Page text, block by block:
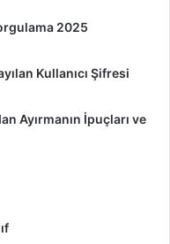
2025
Kullanıcı Şifresi
Ayırmanın İpuçları ve